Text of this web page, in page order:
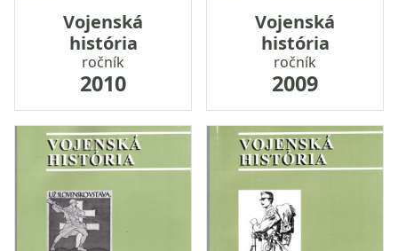
Vojenská
história
ročník
2010
Vojenská
história
ročník
2009